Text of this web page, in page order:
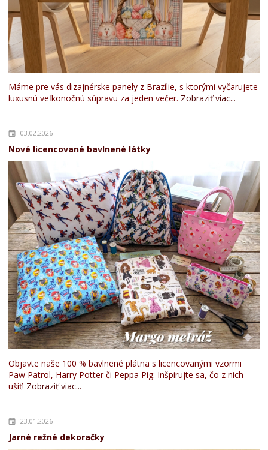
Máme pre vás dizajnérske panely z Brazílie, s ktorými vyčarujete
luxusnú veľkonočnú súpravu za jeden večer. Zobraziť viac...
03.02.2026
Nové licencované bavlnené látky
Objavte naše 100 % bavlnené plátna s licencovanými vzormi
Paw Patrol, Harry Potter či Peppa Pig. Inšpirujte sa, čo z nich
ušiť! Zobraziť viac...
23.01.2026
Jarné režné dekoračky